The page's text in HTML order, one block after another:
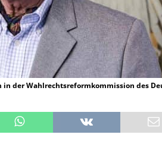
der Wahlrechtsreformkommission des